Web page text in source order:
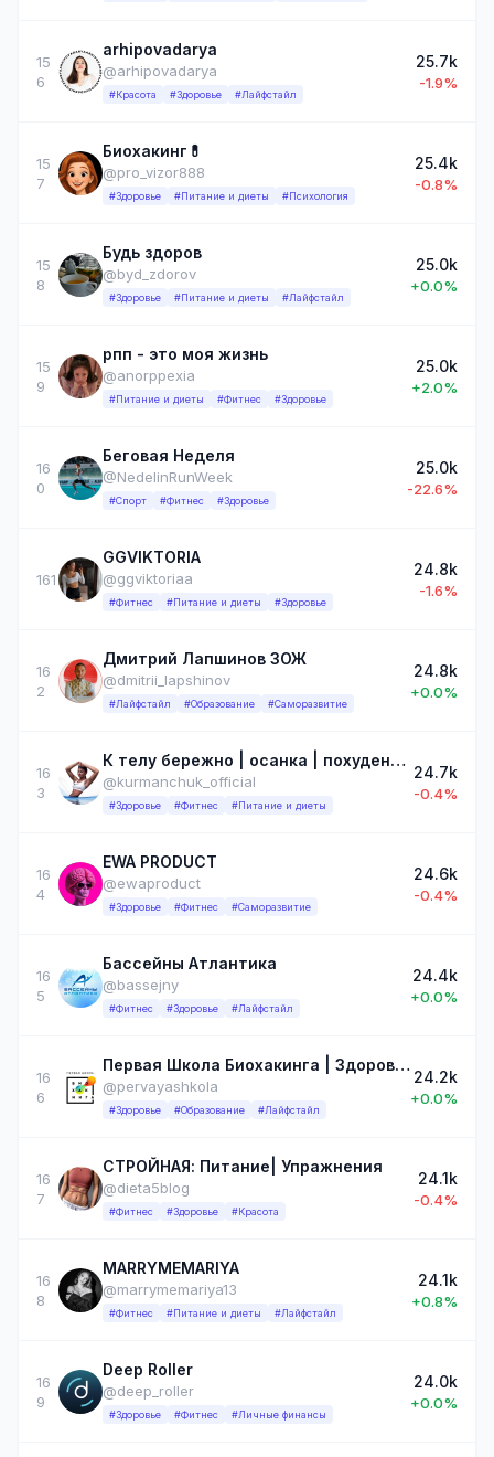
15
6
arhipovadarya
@arhipovadarya
#Красота #Здоровье #Лайфстайл
25.7k
-1.9%
15
7
Биохакинг💊
@pro_vizor888
#Здоровье #Питание и диеты #Психология
25.4k
-0.8%
15
8
Будь здоров
@byd_zdorov
#Здоровье #Питание и диеты #Лайфстайл
25.0k
+0.0%
15
9
рпп - это моя жизнь
@anorppexia
#Питание и диеты #Фитнес #Здоровье
25.0k
+2.0%
16
0
Беговая Неделя
@NedelinRunWeek
#Спорт #Фитнес #Здоровье
25.0k
-22.6%
161
GGVIKTORIA
@ggviktoriaa
#Фитнес #Питание и диеты #Здоровье
24.8k
-1.6%
16
2
Дмитрий Лапшинов ЗОЖ
@dmitrii_lapshinov
#Лайфстайл #Образование #Саморазвитие
24.8k
+0.0%
16
3
К телу бережно | осанка | похудение | ПП рецепты
@kurmanchuk_official
#Здоровье #Фитнес #Питание и диеты
24.7k
-0.4%
16
4
EWA PRODUCT
@ewaproduct
#Здоровье #Фитнес #Саморазвитие
24.6k
-0.4%
16
5
Бассейны Атлантика
@bassejny
#Фитнес #Здоровье #Лайфстайл
24.4k
+0.0%
16
6
Первая Школа Биохакинга | Здоровье
@pervayashkola
#Здоровье #Образование #Лайфстайл
24.2k
+0.0%
16
7
СТРОЙНАЯ: Питание| Упражнения
@dieta5blog
#Фитнес #Здоровье #Красота
24.1k
-0.4%
16
8
MARRYMEMARIYA
@marrymemariya13
#Фитнес #Питание и диеты #Лайфстайл
24.1k
+0.8%
16
9
Deep Roller
@deep_roller
#Здоровье #Фитнес #Личные финансы
24.0k
+0.0%